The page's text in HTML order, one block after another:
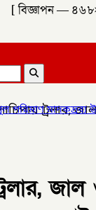
[ বিজ্ঞাপন —
করে✦
ট্রলার,